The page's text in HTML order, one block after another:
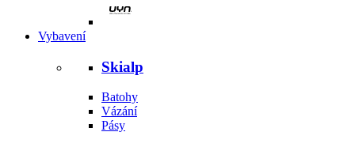
Vybavení
Skialp
Batohy
Vázání
Pásy